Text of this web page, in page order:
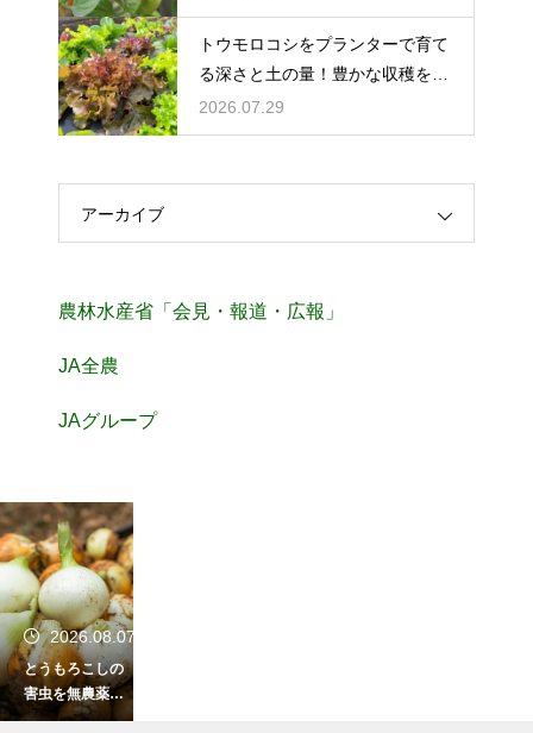
トウモロコシをプランターで育て
る深さと土の量！豊かな収穫を目
指す
2026.07.29
アーカイブ
農林水産省「会見・報道・広報」
JA全農
JAグループ
2026.08.07
とうもろこしの
害虫を無農薬で
防ぐ対策！ネッ